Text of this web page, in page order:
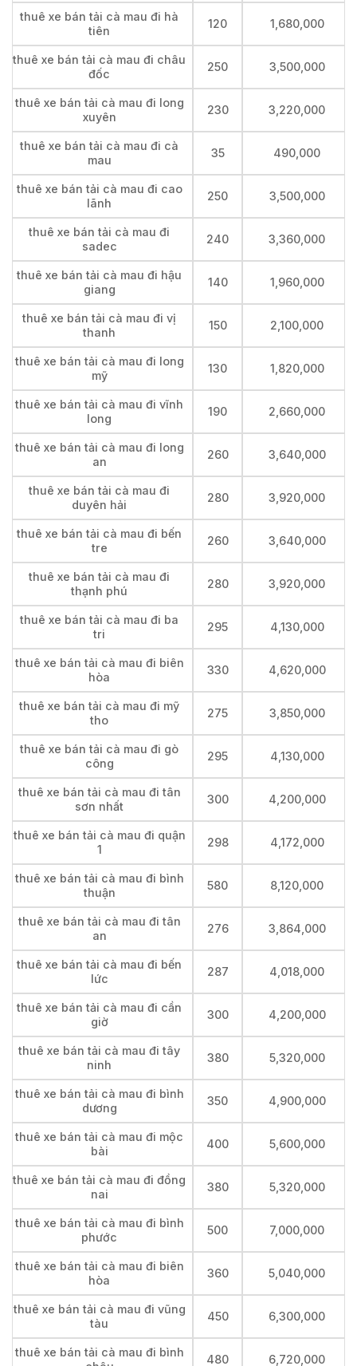
thuê xe bán tải cà mau đi hà
tiên
120 1,680,000
thuê xe bán tải cà mau đi châu
đốc
250 3,500,000
thuê xe bán tải cà mau đi long
xuyên
230 3,220,000
thuê xe bán tải cà mau đi cà
mau
35 490,000
thuê xe bán tải cà mau đi cao
lãnh
250 3,500,000
thuê xe bán tải cà mau đi
sadec
240 3,360,000
thuê xe bán tải cà mau đi hậu
giang
140 1,960,000
thuê xe bán tải cà mau đi vị
thanh
150 2,100,000
thuê xe bán tải cà mau đi long
mỹ
130 1,820,000
thuê xe bán tải cà mau đi vĩnh
long
190 2,660,000
thuê xe bán tải cà mau đi long
an
260 3,640,000
thuê xe bán tải cà mau đi
duyên hải
280 3,920,000
thuê xe bán tải cà mau đi bến
tre
260 3,640,000
thuê xe bán tải cà mau đi
thạnh phú
280 3,920,000
thuê xe bán tải cà mau đi ba
tri
295 4,130,000
thuê xe bán tải cà mau đi biên
hòa
330 4,620,000
thuê xe bán tải cà mau đi mỹ
tho
275 3,850,000
thuê xe bán tải cà mau đi gò
công
295 4,130,000
thuê xe bán tải cà mau đi tân
sơn nhất
300 4,200,000
thuê xe bán tải cà mau đi quận
1
298 4,172,000
thuê xe bán tải cà mau đi bình
thuận
580 8,120,000
thuê xe bán tải cà mau đi tân
an
276 3,864,000
thuê xe bán tải cà mau đi bến
lức
287 4,018,000
thuê xe bán tải cà mau đi cần
giờ
300 4,200,000
thuê xe bán tải cà mau đi tây
ninh
380 5,320,000
thuê xe bán tải cà mau đi bình
dương
350 4,900,000
thuê xe bán tải cà mau đi mộc
bài
400 5,600,000
thuê xe bán tải cà mau đi đồng
nai
380 5,320,000
thuê xe bán tải cà mau đi bình
phước
500 7,000,000
thuê xe bán tải cà mau đi biên
hòa
360 5,040,000
thuê xe bán tải cà mau đi vũng
tàu
450 6,300,000
thuê xe bán tải cà mau đi bình
480 6,720,000